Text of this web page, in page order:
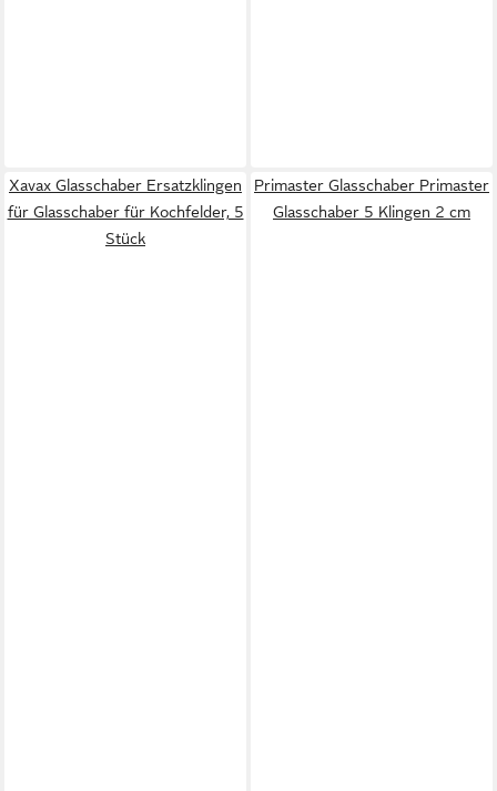
Xavax Glasschaber Ersatzklingen
für Glasschaber für Kochfelder, 5
Stück
Primaster Glasschaber Primaster
Glasschaber 5 Klingen 2 cm